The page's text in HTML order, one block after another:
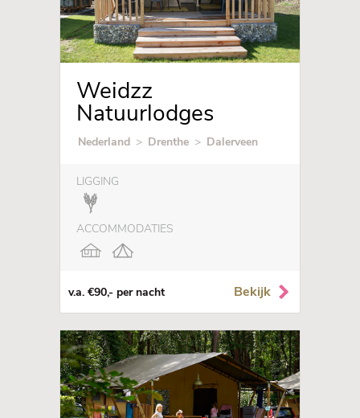
Weidzz
Natuurlodges
Nederland > Drenthe > Dalerveen
LIGGING
ACCOMMODATIES
v.a. €90,- per nacht Bekijk